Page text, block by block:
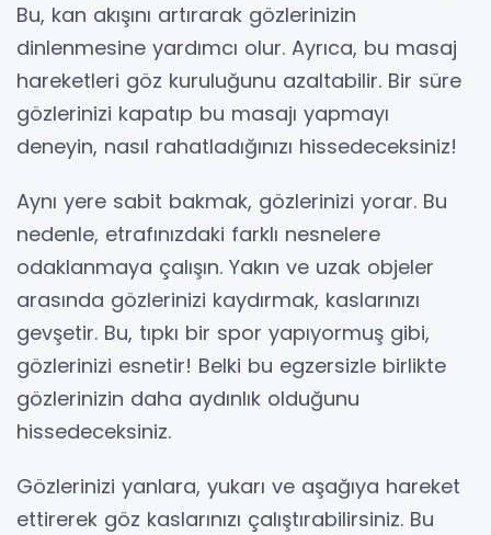
Bu, kan akışını artırarak gözlerinizin
dinlenmesine yardımcı olur. Ayrıca, bu masaj
hareketleri göz kuruluğunu azaltabilir. Bir süre
gözlerinizi kapatıp bu masajı yapmayı
deneyin, nasıl rahatladığınızı hissedeceksiniz!
Aynı yere sabit bakmak, gözlerinizi yorar. Bu
nedenle, etrafınızdaki farklı nesnelere
odaklanmaya çalışın. Yakın ve uzak objeler
arasında gözlerinizi kaydırmak, kaslarınızı
gevşetir. Bu, tıpkı bir spor yapıyormuş gibi,
gözlerinizi esnetir! Belki bu egzersizle birlikte
gözlerinizin daha aydınlık olduğunu
hissedeceksiniz.
Gözlerinizi yanlara, yukarı ve aşağıya hareket
ettirerek göz kaslarınızı çalıştırabilirsiniz. Bu